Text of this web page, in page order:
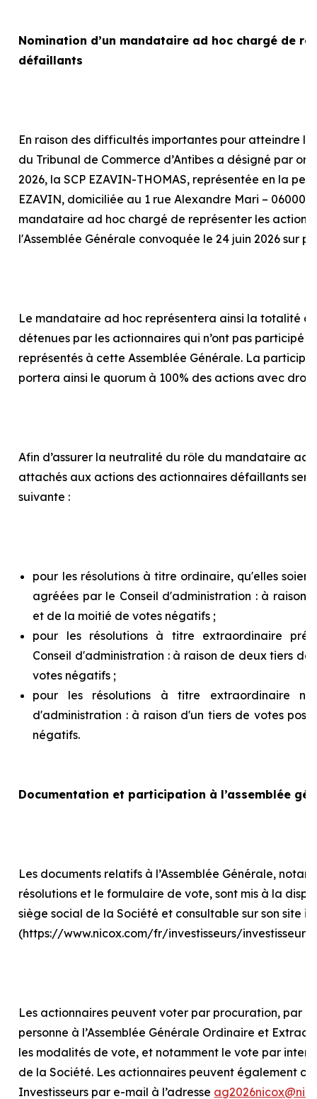
Nomination d’un mandataire ad hoc chargé de
défaillants
En raison des difficultés importantes pour atteindre le
du Tribunal de Commerce d’Antibes a désigné par
2026, la SCP EZAVIN-THOMAS, représentée en la
EZAVIN, domiciliée au 1 rue Alexandre Mari – 06000
mandataire ad hoc chargé de représenter les
l'Assemblée Générale convoquée le 24 juin 2026 sur
Le mandataire ad hoc représentera ainsi la totalité
détenues par les actionnaires qui n’ont pas participé
représentés à cette Assemblée Générale. La
portera ainsi le quorum à 100% des actions avec
Afin d’assurer la neutralité du rôle du mandataire ad
attachés aux actions des actionnaires défaillants
suivante :
pour les résolutions à titre ordinaire, qu'elles
agréées par le Conseil d'administration : à raison
et de la moitié de votes négatifs ;
pour les résolutions à titre extraordinaire
Conseil d'administration : à raison de deux tiers
votes négatifs ;
pour les résolutions à titre extraordinaire
d'administration : à raison d'un tiers de votes
négatifs.
Documentation et participation à l’assemblée
Les documents relatifs à l’Assemblée Générale,
résolutions et le formulaire de vote, sont mis à la
siège social de la Société et consultable sur son site
(https://www.nicox.com/fr/investisseurs/
Les actionnaires peuvent voter par procuration, par
personne à l’Assemblée Générale Ordinaire et
les modalités de vote, et notamment le vote par
de la Société. Les actionnaires peuvent également
Investisseurs par e-mail à l’adresse